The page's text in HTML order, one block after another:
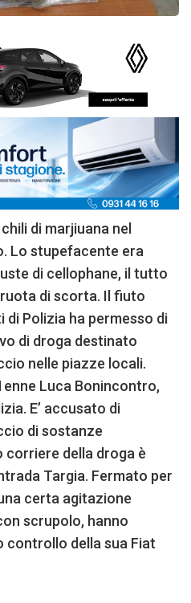
di marjiuana nel
Lo stupefacente era
di cellophane, il tutto
di scorta. Il fiuto
Polizia ha permesso di
di droga destinato
nelle piazze locali.
Luca Bonincontro,
E’ accusato di
di sostanze
della droga è
Targia. Fermato per
certa agitazione
scrupolo, hanno
della sua Fiat